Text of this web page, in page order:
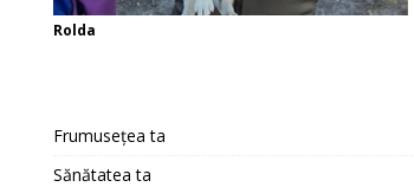
Rolda
Frumusețea ta
Sănătatea ta